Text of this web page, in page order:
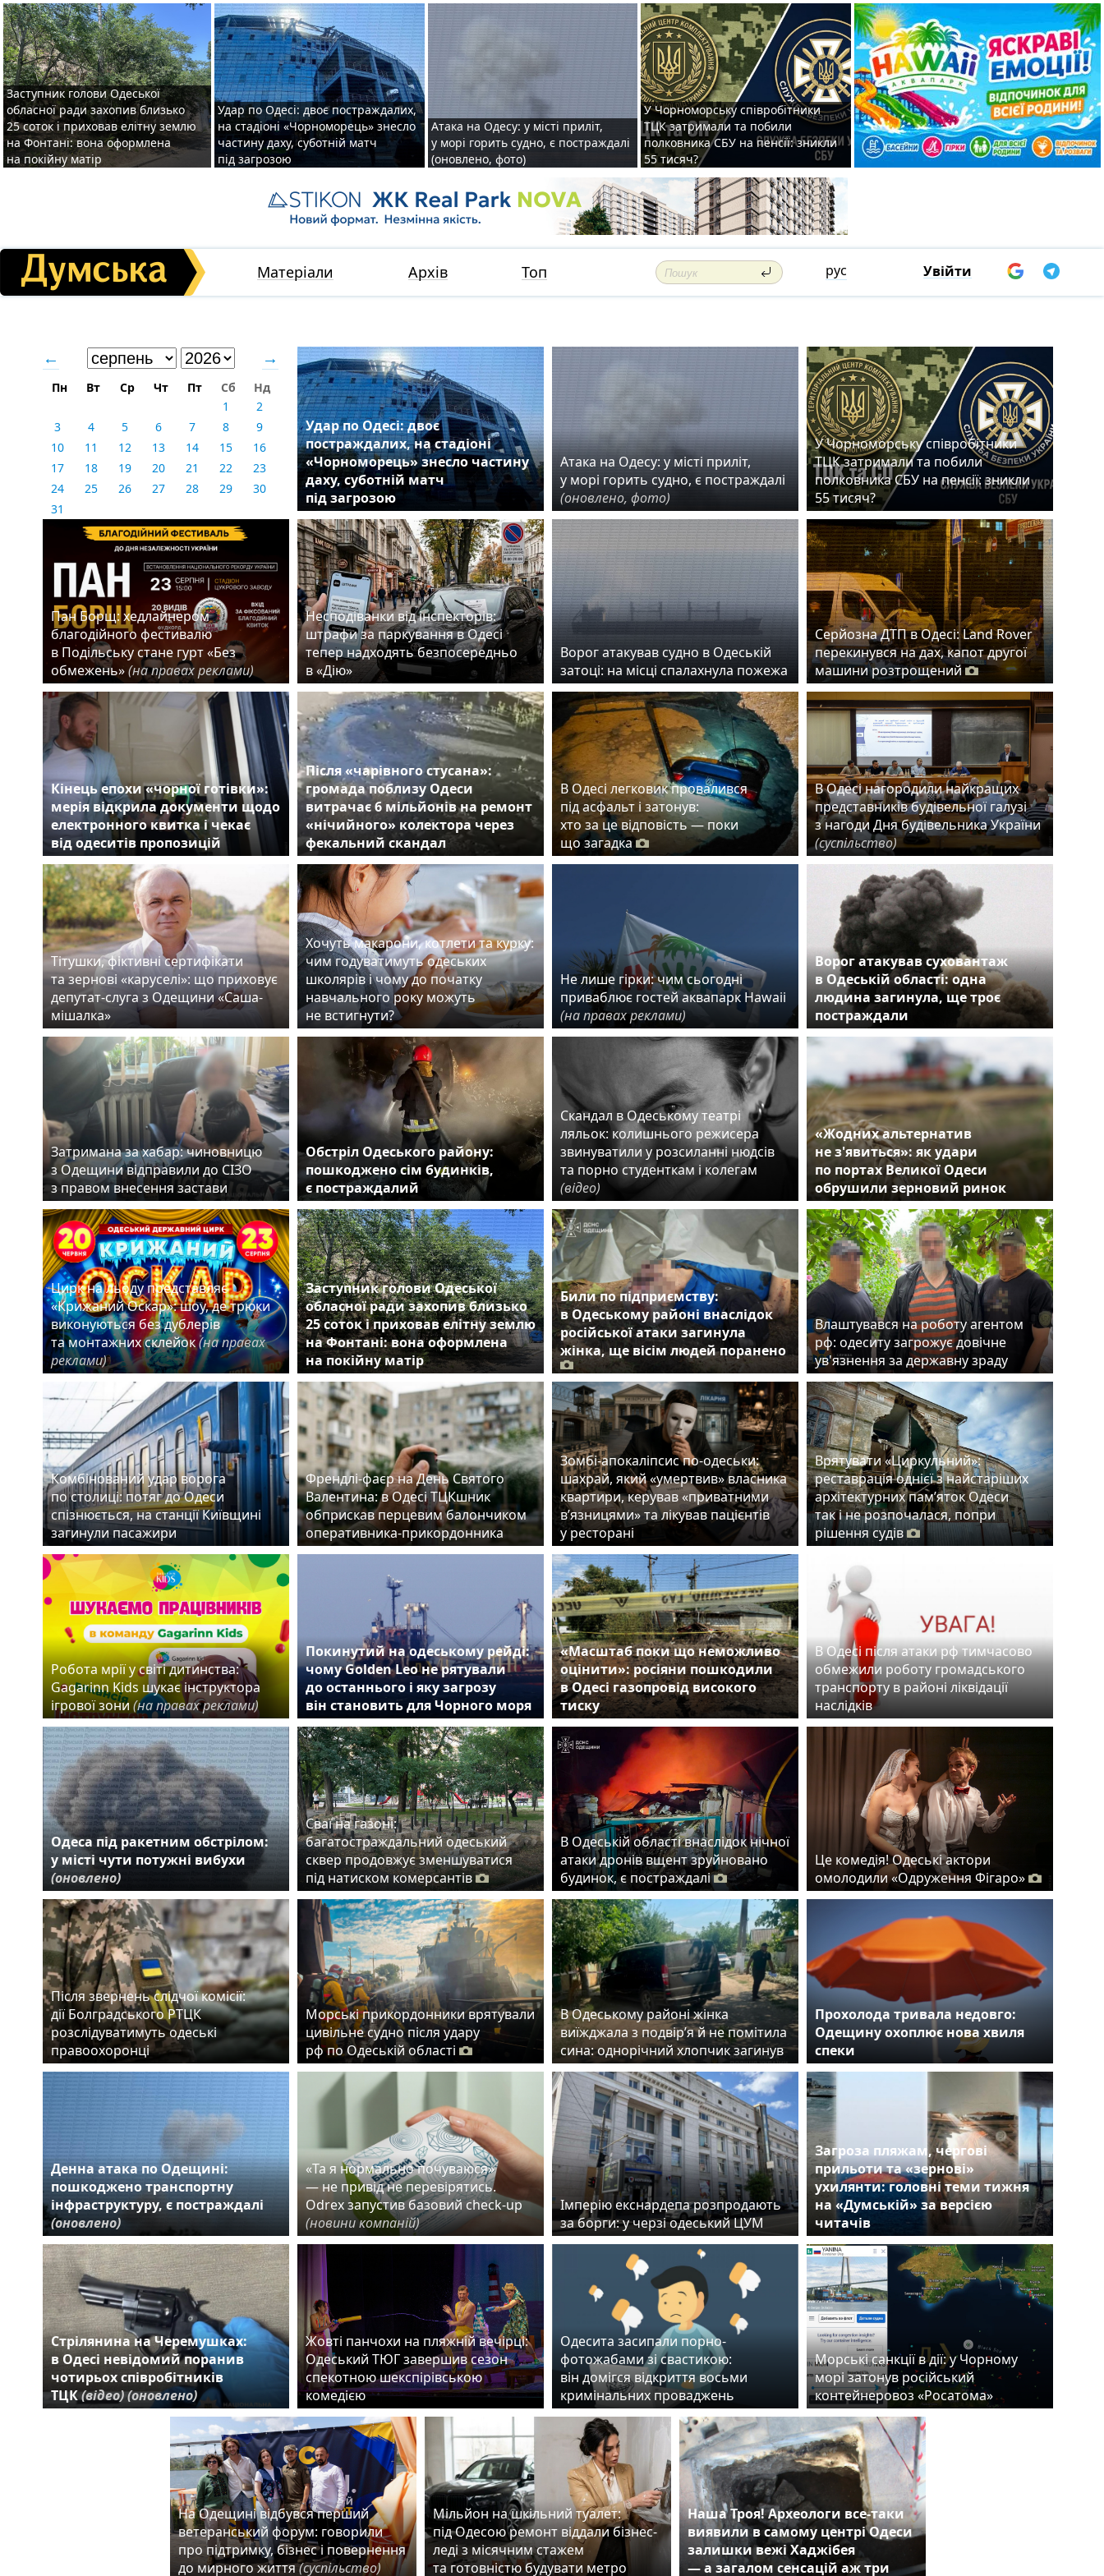
Заступник голови Одеської
обласної ради захопив близько
25 соток і приховав елітну землю
на Фонтані: вона оформлена
на покійну матір
Удар по Одесі: двоє постраждалих,
на стадіоні «Чорноморець» знесло
частину даху, суботній матч
під загрозою
Атака на Одесу: у місті приліт,
у морі горить судно, є постраждалі
(оновлено, фото)
У Чорноморську співробітники
ТЦК затримали та побили
полковника СБУ на пенсії: зникли
55 тисяч?
Матеріали Архів Топ рус Увійти
← →
Пн Вт Ср Чт Пт Сб
Нд
1
2
3
4 5 6 7 8
9
10
11 12 13 14 15
16
17
18 19 20 21 22
23
24
25 26 27 28 29
30
31
Удар по Одесі: двоє
постраждалих, на стадіоні
«Чорноморець» знесло частину
даху, суботній матч
під загрозою
Атака на Одесу: у місті приліт,
у морі горить судно, є постраждалі
(оновлено, фото)
У Чорноморську співробітники
ТЦК затримали та побили
полковника СБУ на пенсії: зникли
55 тисяч?
Пан Борщ: хедлайнером
благодійного фестивалю
в Подільську стане гурт «Без
обмежень»(на правах реклами)
Несподіванки від інспекторів:
штрафи за паркування в Одесі
тепер надходять безпосередньо
в «Дію»
Ворог атакував судно в Одеській
затоці: на місці спалахнула пожежа
Серйозна ДТП в Одесі: Land Rover
перекинувся на дах, капот другої
машини розтрощений
Кінець епохи «чорної готівки»:
мерія відкрила документи щодо
електронного квитка і чекає
від одеситів пропозицій
Після «чарівного стусана»:
громада поблизу Одеси
витрачає 6 мільйонів на ремонт
«нічийного» колектора через
фекальний скандал
В Одесі легковик провалився
під асфальт і затонув:
хто за це відповість — поки
що загадка
В Одесі нагородили найкращих
представників будівельної галузі
з нагоди Дня будівельника України
(суспільство)
Тітушки, фіктивні сертифікати
та зернові «каруселі»: що приховує
депутат-слуга з Одещини «Саша-
мішалка»
Хочуть макарони, котлети та курку:
чим годуватимуть одеських
школярів і чому до початку
навчального року можуть
не встигнути?
Не лише гірки: чим сьогодні
приваблює гостей аквапарк Hawaii
(на правах реклами)
Ворог атакував суховантаж
в Одеській області: одна
людина загинула, ще троє
постраждали
Затримана за хабар: чиновницю
з Одещини відправили до СІЗО
з правом внесення застави
Обстріл Одеського району:
пошкоджено сім будинків,
є постраждалий
Скандал в Одеському театрі
ляльок: колишнього режисера
звинуватили у розсиланні нюдсів
та порно студенткам і колегам
(відео)
«Жодних альтернатив
не з'явиться»: як удари
по портах Великої Одеси
обрушили зерновий ринок
Цирк на льоду представляє
«Крижаний Оскар»: шоу, де трюки
виконуються без дублерів
та монтажних склейок(на правах
реклами)
Заступник голови Одеської
обласної ради захопив близько
25 соток і приховав елітну землю
на Фонтані: вона оформлена
на покійну матір
Били по підприємству:
в Одеському районі внаслідок
російської атаки загинула
жінка, ще вісім людей поранено
Влаштувався на роботу агентом
рф: одеситу загрожує довічне
ув'язнення за державну зраду
Комбінований удар ворога
по столиці: потяг до Одеси
спізнюється, на станції Київщині
загинули пасажири
Френдлі-фаєр на День Святого
Валентина: в Одесі ТЦКшник
обприскав перцевим балончиком
оперативника-прикордонника
Зомбі-апокаліпсис по-одеськи:
шахрай, який «умертвив» власника
квартири, керував «приватними
в’язницями» та лікував пацієнтів
у ресторані
Врятувати «Циркульний»:
реставрація однієї з найстаріших
архітектурних пам’яток Одеси
так і не розпочалася, попри
рішення судів
Робота мрії у світі дитинства:
Gagarinn Kids шукає інструктора
ігрової зони(на правах реклами)
Покинутий на одеському рейді:
чому Golden Leo не рятували
до останнього і яку загрозу
він становить для Чорного моря
«Масштаб поки що неможливо
оцінити»: росіяни пошкодили
в Одесі газопровід високого
тиску
В Одесі після атаки рф тимчасово
обмежили роботу громадського
транспорту в районі ліквідації
наслідків
Одеса під ракетним обстрілом:
у місті чути потужні вибухи
(оновлено)
Сваї на газоні:
багатостраждальний одеський
сквер продовжує зменшуватися
під натиском комерсантів
В Одеській області внаслідок нічної
атаки дронів вщент зруйновано
будинок, є постраждалі
Це комедія! Одеські актори
омолодили «Одруження Фігаро»
Після звернень слідчої комісії:
дії Болградського РТЦК
розслідуватимуть одеські
правоохоронці
Морські прикордонники врятували
цивільне судно після удару
рф по Одеській області
В Одеському районі жінка
виїжджала з подвір’я й не помітила
сина: однорічний хлопчик загинув
Прохолода тривала недовго:
Одещину охоплює нова хвиля
спеки
Денна атака по Одещині:
пошкоджено транспортну
інфраструктуру, є постраждалі
(оновлено)
«Та я нормально почуваюся»
— не привід не перевірятись.
Odrex запустив базовий check-up
(новини компаній)
Імперію екснардепа розпродають
за борги: у черзі одеський ЦУМ
Загроза пляжам, чергові
прильоти та «зернові»
ухилянти: головні теми тижня
на «Думській» за версією
читачів
Стрілянина на Черемушках:
в Одесі невідомий поранив
чотирьох співробітників
ТЦК(відео)(оновлено)
Жовті панчохи на пляжній вечірці:
Одеський ТЮГ завершив сезон
спекотною шекспірівською
комедією
Одесита засипали порно-
фотожабами зі свастикою:
він домігся відкриття восьми
кримінальних проваджень
Морські санкції в дії: у Чорному
морі затонув російський
контейнеровоз «Росатома»
На Одещині відбувся перший
ветеранський форум: говорили
про підтримку, бізнес і повернення
до мирного життя(суспільство)
Мільйон на шкільний туалет:
під Одесою ремонт віддали бізнес-
леді з місячним стажем
та готовністю будувати метро
Наша Троя! Археологи все-таки
виявили в самому центрі Одеси
залишки вежі Хаджібея
— а загалом сенсацій аж три